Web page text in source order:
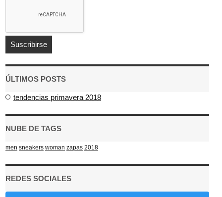
ÚLTIMOS POSTS
tendencias primavera 2018
NUBE DE TAGS
men sneakers woman zapas 2018
REDES SOCIALES